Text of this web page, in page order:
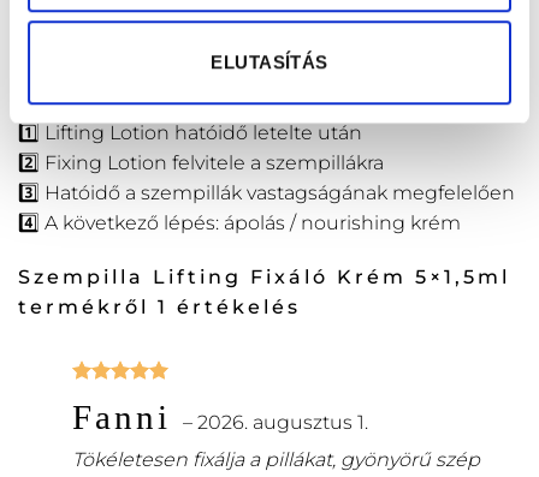
ELUTASÍTÁS
Felhasználás
A Fixing Lotion a szempilla lifting 2. lépése.
1️⃣ Lifting Lotion hatóidő letelte után
2️⃣ Fixing Lotion felvitele a szempillákra
3️⃣ Hatóidő a szempillák vastagságának megfelelően
4️⃣ A következő lépés: ápolás / nourishing krém
Szempilla Lifting Fixáló Krém 5×1,5ml
termékről 1 értékelés
5/ 5
Fanni – 2026. augusztus 1.
Tökéletesen fixálja a pillákat, gyönyörű szép